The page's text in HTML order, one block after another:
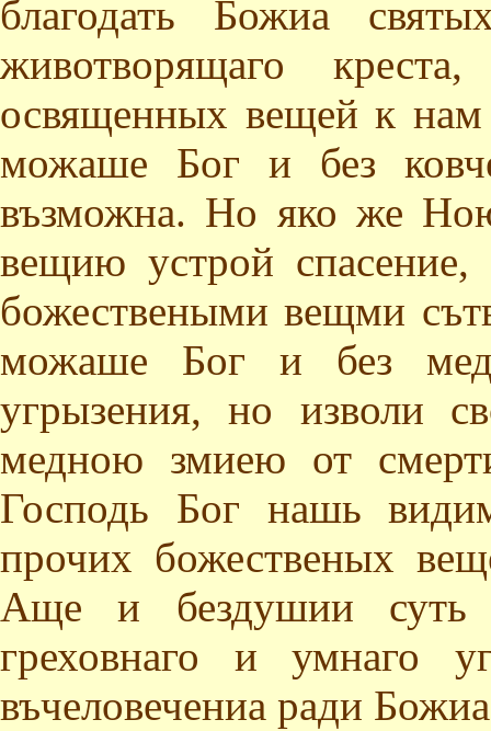
благодать Божиа
животворящаго
освященных вещей к
можаше Бог и без
възможна. Но яко же
вещию устрой
божествеными вещми
можаше Бог и без
угрызения, но изволи
медною змиею от
Господь Бог нашь
прочих божественых
Аще и бездушии суть
греховнаго и умнаго
въчеловечениа ради